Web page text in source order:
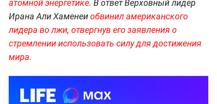
атомной энергетике. В ответ Верховный лидер
Ирана Али Хаменеиобвинил американского
лидера во лжи, отвергнув его заявления о
стремлении использовать силу для достижения
мира.